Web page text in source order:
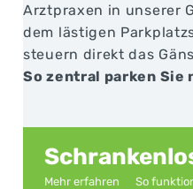
Arztpraxen in unserer
dem lästigen
steuern direkt das
So zentral parken Sie
Mehr erfahren So